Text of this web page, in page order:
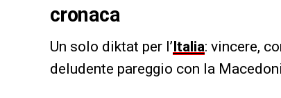
cronaca
Un solo diktat per l’Italia: vincere,
deludente pareggio con la